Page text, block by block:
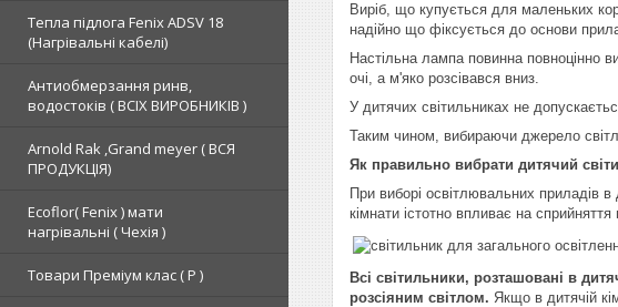
Тепла підлога Fenix ADSV 18
(Нагрівальні кабелі)
Антиобмерзання ринв,
водостоків ( ВСІХ ВИРОБНИКІВ )
Arnold Rak ,Grand meyer ( ВСЯ
ПРОДУКЦІЯ)
Ecoflor( Fenix ) мати
нагрівальні ( Чехія )
Товари Преміум клас ( Р )
Виріб, що купується для маленьких
надійно що фіксується до основи
Настільна лампа повинна повноцінно
очі, а м'яко розсівався вниз.
У дитячих світильниках не
Таким чином, вибираючи джерело
Як правильно вибрати дитячий
При виборі освітлювальних приладів
кімнати істотно впливає на
Всі світильники, розташовані в
розсіяним світлом. Якщо в дитячій